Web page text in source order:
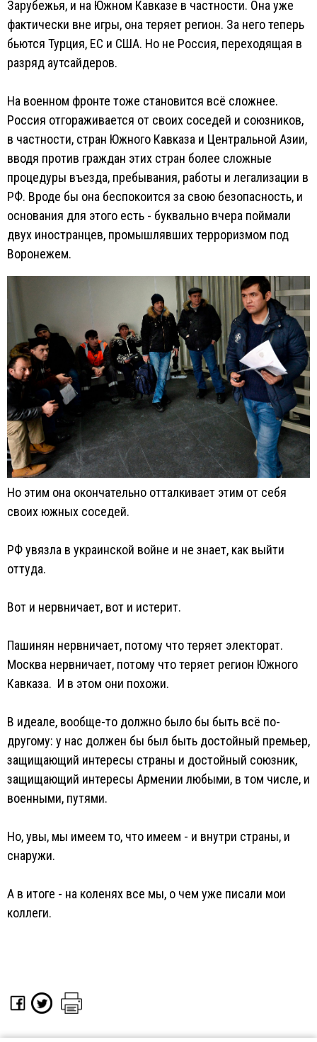
Зарубежья, и на Южном Кавказе в частности. Она уже
фактически вне игры, она теряет регион. За него теперь
бьются Турция, ЕС и США. Но не Россия, переходящая в
разряд аутсайдеров.
На военном фронте тоже становится всё сложнее.
Россия отгораживается от своих соседей и союзников,
в частности, стран Южного Кавказа и Центральной Азии,
вводя против граждан этих стран более сложные
процедуры въезда, пребывания, работы и легализации в
РФ. Вроде бы она беспокоится за свою безопасность, и
основания для этого есть - буквально вчера поймали
двух иностранцев, промышлявших терроризмом под
Воронежем.
Но этим она окончательно отталкивает этим от себя
своих южных соседей.
РФ увязла в украинской войне и не знает, как выйти
оттуда.
Вот и нервничает, вот и истерит.
Пашинян нервничает, потому что теряет электорат.
Москва нервничает, потому что теряет регион Южного
Кавказа. И в этом они похожи.
В идеале, вообще-то должно было бы быть всё по-
другому: у нас должен бы был быть достойный премьер,
защищающий интересы страны и достойный союзник,
защищающий интересы Армении любыми, в том числе, и
военными, путями.
Но, увы, мы имеем то, что имеем - и внутри страны, и
снаружи.
А в итоге - на коленях все мы, о чем уже писали мои
коллеги.